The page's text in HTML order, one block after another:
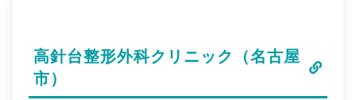
高針台整形外科クリニック（名古屋
市）